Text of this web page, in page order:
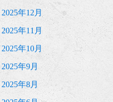
2025年12月
2025年11月
2025年10月
2025年9月
2025年8月